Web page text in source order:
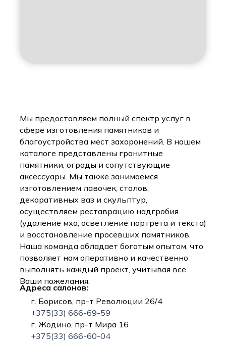
Мы предоставляем полный спектр услуг в
сфере изготовления памятников и
благоустройства мест захоронений. В нашем
каталоге представлены гранитные
памятники, ограды и сопутствующие
аксессуары. Мы также занимаемся
изготовлением лавочек, столов,
декоративных ваз и скульптур,
осуществляем реставрацию надгробия
(удаление мха, осветление портрета и текста)
и восстановление просевших памятников.
Наша команда обладает богатым опытом, что
позволяет нам оперативно и качественно
выполнять каждый проект, учитывая все
Ваши пожелания.
Адреса салонов:
г. Борисов, пр-т Революции 26/4
+375(33) 666-69-59
г. Жодино, пр-т Мира 16
+375(33) 666-60-04